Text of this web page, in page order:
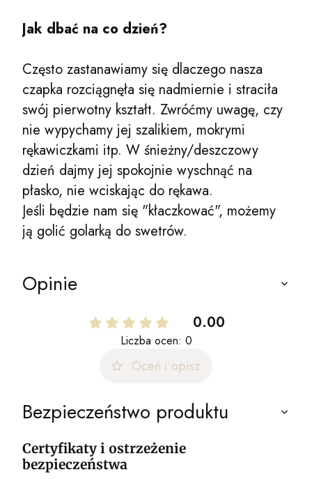
Jak dbać na co dzień?
Często zastanawiamy się dlaczego nasza
czapka rozciągnęła się nadmiernie i straciła
swój pierwotny kształt. Zwróćmy uwagę, czy
nie wypychamy jej szalikiem, mokrymi
rękawiczkami itp. W śnieżny/deszczowy
dzień dajmy jej spokojnie wyschnąć na
płasko, nie wciskając do rękawa.
Jeśli będzie nam się "kłaczkować", możemy
ją golić golarką do swetrów.
Opinie
0.00
Liczba ocen: 0
Oceń i opisz
Bezpieczeństwo produktu
Certyfikaty i ostrzeżenie
bezpieczeństwa